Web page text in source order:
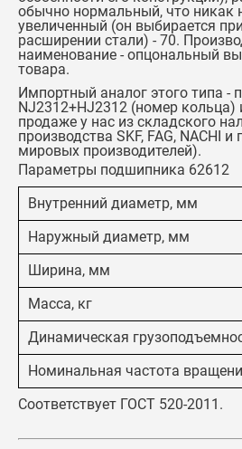
обычно нормальный, что никак
увеличенный (он выбирается
расширении стали) - 70.
наименование - опцональный
товара.
Импортный аналог этого типа -
NJ2312+HJ2312 (номер кольца)
продаже у нас из складского
производства SKF, FAG, NACHI
мировых производителей).
Параметры подшипника 62612
Внутренний диаметр, мм
Наружный диаметр, мм
Ширина, мм
Масса, кг
Динамическая
Номинальная частота
Соответствует ГОСТ 520-2011.